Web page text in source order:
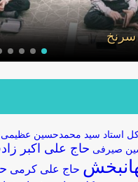
استاد سید محمدحسین عظیمی
صیرفی حاج علی اکبر
حاج علی کرمی